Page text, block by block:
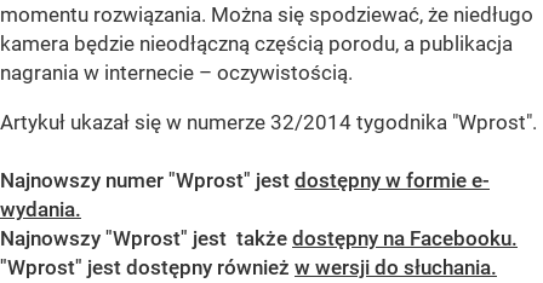
momentu rozwiązania. Można się spodziewać, że niedługo
kamera będzie nieodłączną częścią porodu, a publikacja
nagrania w internecie – oczywistością.
Artykuł ukazał się w numerze 32/2014 tygodnika "Wprost".
Najnowszy numer "Wprost" jest dostępny w formie e-
wydania.
Najnowszy "Wprost" jest także dostępny na Facebooku.
"Wprost" jest dostępny również w wersji do słuchania.